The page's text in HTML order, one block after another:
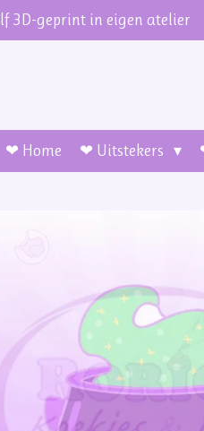
3D-geprint in eigen atelier
❤ Home ❤ Uitstekers